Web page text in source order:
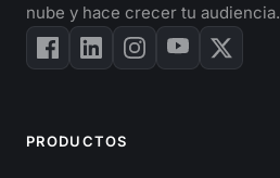
nube y hace crecer tu audiencia.
PRODUCTOS